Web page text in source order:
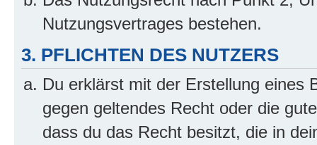
Nutzungsvertrages bestehen.
3. PFLICHTEN DES NUTZERS
Du erklärst mit der Erstellung eines
gegen geltendes Recht oder die
dass du das Recht besitzt, die in